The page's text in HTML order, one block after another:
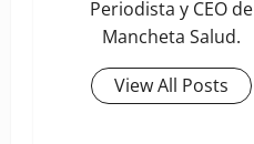
Periodista y CEO de
Mancheta Salud.
View All Posts